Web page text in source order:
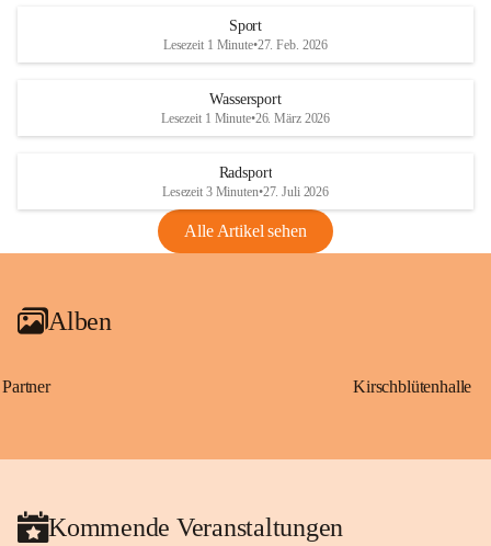
Rebe und der Amerikanischen
Anhang VBl. EU Nr. 18
1 Seite•1,4 MB
VBl. EU Nr. 18_2026
Sport
Lesezeit 1 Minute•27. Feb. 2026
Wassersport
Lesezeit 1 Minute•26. März 2026
Radsport
Lesezeit 3 Minuten•27. Juli 2026
Alle Artikel sehen
Alben
Partner Kirschblütenhalle
Kommende Veranstaltungen